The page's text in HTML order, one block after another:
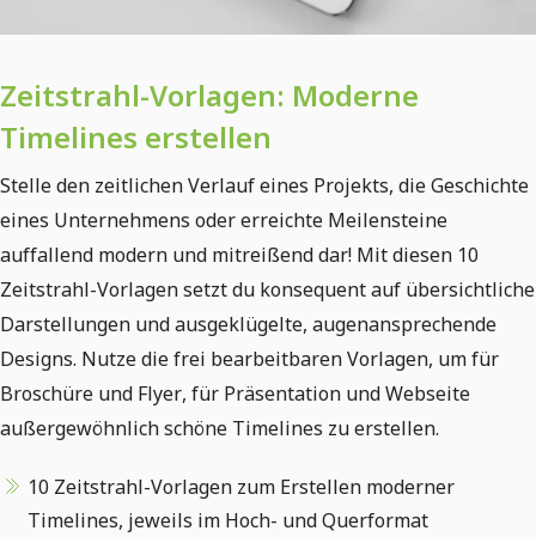
Zeitstrahl-Vorlagen: Moderne
Timelines erstellen
Stelle den zeitlichen Verlauf eines Projekts, die Geschichte
eines Unternehmens oder erreichte Meilensteine
auffallend modern und mitreißend dar! Mit diesen 10
Zeitstrahl-Vorlagen setzt du konsequent auf übersichtliche
Darstellungen und ausgeklügelte, augenansprechende
Designs. Nutze die frei bearbeitbaren Vorlagen, um für
Broschüre und Flyer, für Präsentation und Webseite
außergewöhnlich schöne Timelines zu erstellen.
10 Zeitstrahl-Vorlagen zum Erstellen moderner
Timelines, jeweils im Hoch- und Querformat